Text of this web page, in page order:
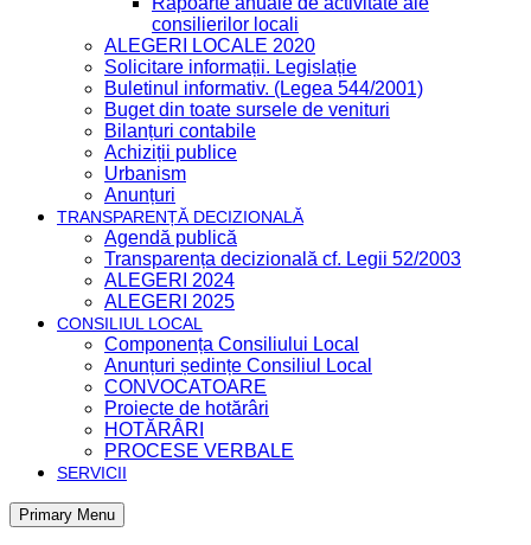
consilierilor locali
ALEGERI LOCALE 2020
Solicitare informații. Legislație
Buletinul informativ. (Legea 544/2001)
Buget din toate sursele de venituri
Bilanțuri contabile
Achiziții publice
Urbanism
Anunțuri
TRANSPARENȚĂ DECIZIONALĂ
Agendă publică
Transparența decizională cf. Legii 52/2003
ALEGERI 2024
ALEGERI 2025
CONSILIUL LOCAL
Componența Consiliului Local
Anunțuri ședințe Consiliul Local
CONVOCATOARE
Proiecte de hotărâri
HOTĂRÂRI
PROCESE VERBALE
SERVICII
Primary Menu